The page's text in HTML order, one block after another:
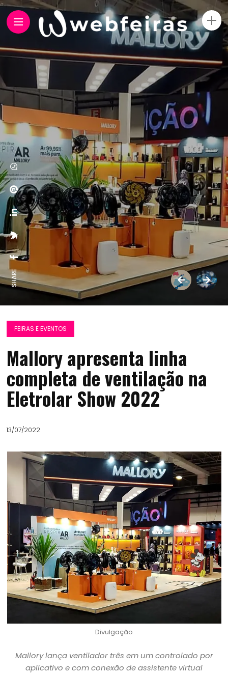
SHARE:
FEIRAS E EVENTOS
Mallory apresenta linha
completa de ventilação na
Eletrolar Show 2022
13/07/2022
Divulgação
Mallory lança ventilador três em um controlado por
aplicativo e com conexão de assistente virtual